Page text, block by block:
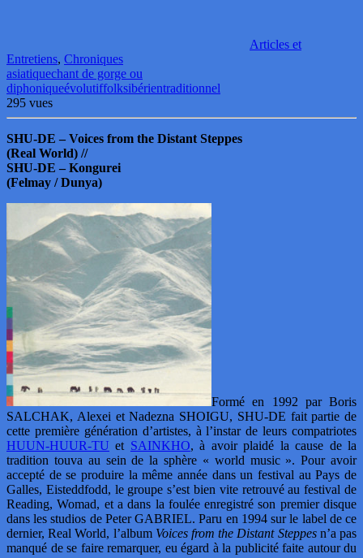
Articles et
Entretiens, Chroniques
asiatiquechant de gorge ou
diphoniqueévolutiffolksibérientraditionnel
295 vues
SHU-DE – Voices from the Distant Steppes
(Real World) //
SHU-DE – Kongurei
(Felmay / Dunya)
Formé en 1992 par Boris
SALCHAK, Alexei et Nadezna SHOIGU, SHU-DE fait partie de
cette première génération d’artistes, à l’instar de leurs compatriotes
HUUN-HUUR-TU et SAINKHO, à avoir plaidé la cause de la
tradition touva au sein de la sphère « world music ». Pour avoir
accepté de se produire la même année dans un festival au Pays de
Galles, Eisteddfodd, le groupe s’est bien vite retrouvé au festival de
Reading, Womad, et a dans la foulée enregistré son premier disque
dans les studios de Peter GABRIEL. Paru en 1994 sur le label de ce
dernier, Real World, l’album Voices from the Distant Steppesn’a pas
manqué de se faire remarquer, eu égard à la publicité faite autour du